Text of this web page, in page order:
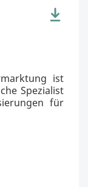
ist
Spezialist
für